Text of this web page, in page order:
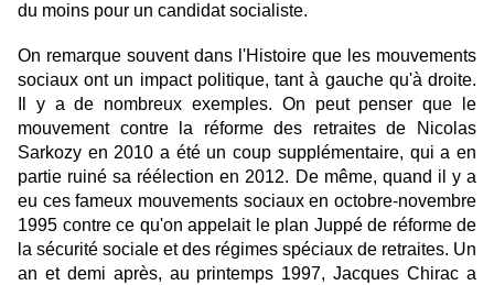
du moins pour un candidat socialiste.
On remarque souvent dans l'Histoire que les mouvements
sociaux ont un impact politique, tant à gauche qu'à droite.
Il y a de nombreux exemples. On peut penser que le
mouvement contre la réforme des retraites de Nicolas
Sarkozy en 2010 a été un coup supplémentaire, qui a en
partie ruiné sa réélection en 2012. De même, quand il y a
eu ces fameux mouvements sociaux en octobre-novembre
1995 contre ce qu'on appelait le plan Juppé de réforme de
la sécurité sociale et des régimes spéciaux de retraites. Un
an et demi après, au printemps 1997, Jacques Chirac a